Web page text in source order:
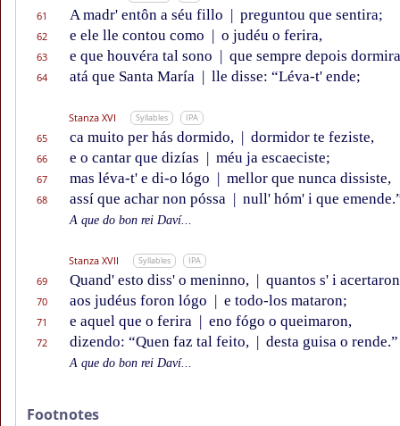
61 A madr' entôn a séu fillo | preguntou que sentira;
62 e ele lle contou como | o judéu o ferira,
63 e que houvéra tal sono | que sempre depois
64 atá que Santa María | lle disse: “Léva-t' ende;
Stanza XVI Syllables IPA
65 ca muito per hás dormido, | dormidor te feziste,
66 e o cantar que dizías | méu ja escaeciste;
67 mas léva-t' e di-o lógo | mellor que nunca dissiste,
68 assí que achar non póssa | null' hóm' i que
A que do bon rei Daví...
Stanza XVII Syllables IPA
69 Quand' esto diss' o meninno, | quantos s' i acertaron
70 aos judéus foron lógo | e todo-los mataron;
71 e aquel que o ferira | eno fógo o queimaron,
72 dizendo: “Quen faz tal feito, | desta guisa o rende.”
A que do bon rei Daví...
Footnotes